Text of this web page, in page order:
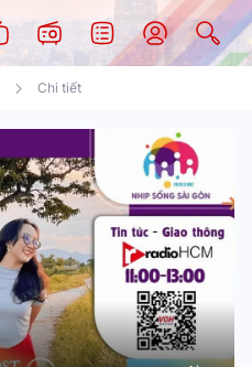
Chi tiết